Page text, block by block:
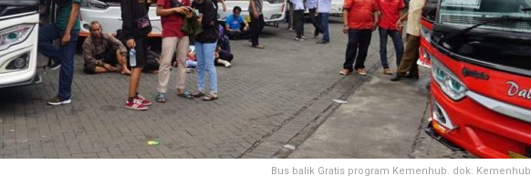
Bus balik Gratis program Kemenhub. dok: Kemenhub